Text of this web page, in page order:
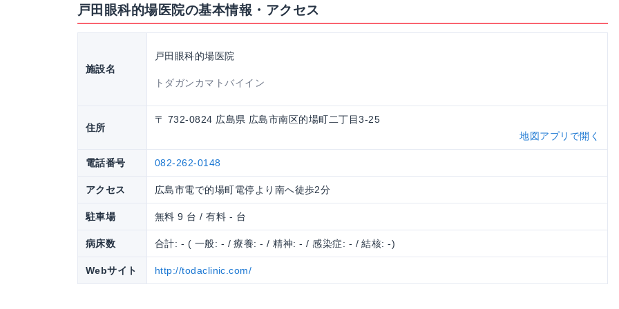
戸田眼科的場医院の基本情報・アクセス
施設名
戸田眼科的場医院
トダガンカマトバイイン
住所
〒 732-0824 広島県 広島市南区的場町二丁目3-25
地図アプリで開く
電話番号 082-262-0148
アクセス 広島市電で的場町電停より南へ徒歩2分
駐車場 無料 9 台 / 有料 - 台
病床数 合計: - ( 一般: - / 療養: - / 精神: - / 感染症: - / 結核: -)
Webサイト http://todaclinic.com/